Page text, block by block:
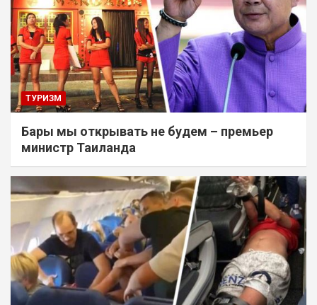
ТУРИЗМ
Бары мы открывать не будем – премьер
министр Таиланда